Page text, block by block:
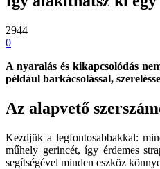
2944
0
A nyaralás és kikapcsolódás
például barkácsolással,
Az alapvető
Kezdjük a legfontosabbakkal:
műhely gerincét, így érdemes
segítségével minden eszköz